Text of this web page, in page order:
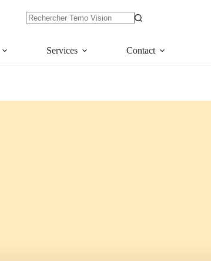
résultatsServices Contact